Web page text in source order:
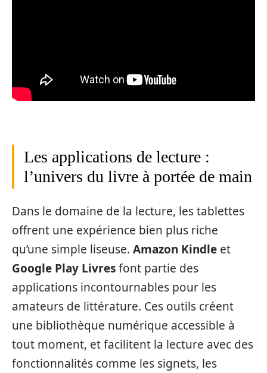
Les applications de lecture :
l’univers du livre à portée de main
Dans le domaine de la lecture, les tablettes
offrent une expérience bien plus riche
qu’une simple liseuse. Amazon Kindle et
Google Play Livresfont partie des
applications incontournables pour les
amateurs de littérature. Ces outils créent
une bibliothèque numérique accessible à
tout moment, et facilitent la lecture avec des
fonctionnalités comme les signets, les